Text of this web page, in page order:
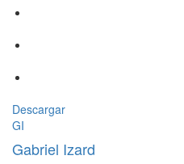
Descargar
GI
Gabriel Izard